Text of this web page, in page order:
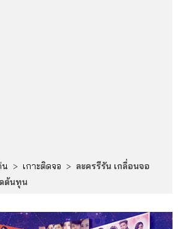
น > เกาะติดจอ > ละครรีรัน เกลื่อนจอ
ต้นทุน